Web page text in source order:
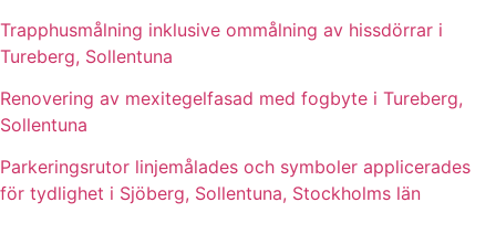
Trapphusmålning inklusive ommålning av hissdörrar i
Tureberg, Sollentuna
Renovering av mexitegelfasad med fogbyte i Tureberg,
Sollentuna
Parkeringsrutor linjemålades och symboler applicerades
för tydlighet i Sjöberg, Sollentuna, Stockholms län